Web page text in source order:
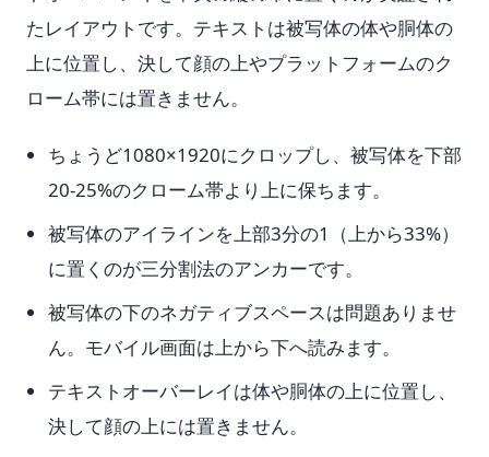
たレイアウトです。テキストは被写体の体や胴体の
上に位置し、決して顔の上やプラットフォームのク
ローム帯には置きません。
ちょうど1080×1920にクロップし、被写体を下部
20-25%のクローム帯より上に保ちます。
被写体のアイラインを上部3分の1（上から33%）
に置くのが三分割法のアンカーです。
被写体の下のネガティブスペースは問題ありませ
ん。モバイル画面は上から下へ読みます。
テキストオーバーレイは体や胴体の上に位置し、
決して顔の上には置きません。